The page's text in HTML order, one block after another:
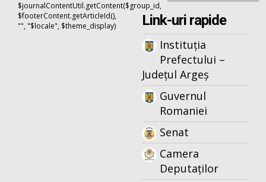
$journalContentUtil.getContent($group_id,
$footerContent.getArticleId(),
"", "$locale", $theme_display)
Link-uri rapide
Instituția
Prefectului –
Județul Argeș
Guvernul
Romaniei
Senat
Camera
Deputaților